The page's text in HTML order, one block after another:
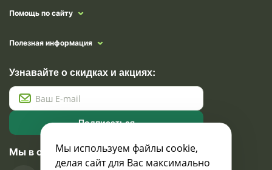
Помощь по сайту
Полезная информация
Узнавайте о скидках и акциях:
Подписаться
Мы в социальных сетях
Мы используем файлы cookie,
делая сайт для Вас максимально